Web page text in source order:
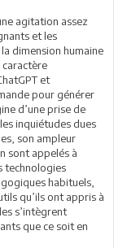
agitation assez
et les
dimension humaine
et
pour générer
d’une prise de
inquiétudes dues
son ampleur
sont appelés à
technologies
habituels,
qu’ils ont appris à
s’intègrent
que ce soit en